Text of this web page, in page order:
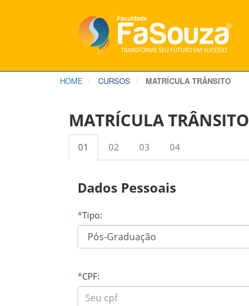
HOME CURSOS MATRÍCULA TRÂNSITO
MATRÍCULA TRÂNSITO
01 02 03 04
Dados Pessoais
*Tipo:
*CPF: